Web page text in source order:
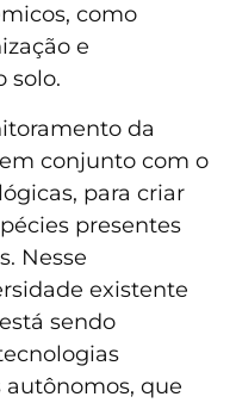
como
e
solo.
da
conjunto com o
para criar
presentes
Nesse
existente
sendo
autônomos, que